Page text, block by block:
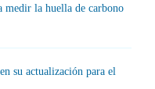
medir la huella de carbono
su actualización para el